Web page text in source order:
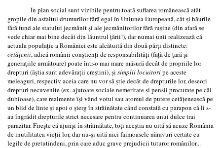
În plan social sunt vizibile pentru toată suflarea românească atât
gropile din asfaltul drumurilor fără egal în Uniunea Europeană, cât şi hăurile
fără fund ale statului jecmănit şi ale jecmănitorilor fără ruşine (din afară se
vede chiar mai bine decât din lăuntrul ţării!), dar numai unii realizează că
actuala populaţie a României este alcătuită din două părţi distincte:
cetăţenii, adică românii conştienţi de responsabilităţi (faţă de ţară şi
generaţiile următoare) poate într-o mai mare măsură decât de propriile lor
drepturi (ăştia sunt adevăraţii creştini), şi simplii locuitoripe aceste
meleaguri, respectiv aceia care nu vor să ştie decât de drepturile lor, deseori
drepturi necuvenite (ex. ajutoare sociale nemeritate şi pensii procurate pe căi
dubioase), care realmente îşi vând votul sau atomul de putere cetăţenească pe
un blid de linte şi apoi o şterg în străinătate când constată cu parapon că li s-
au îngrădit drepturile strict necesare pentru continuarea unui dulce trai
parazitar. Fireşte că ajunşi în străinătate, toţi aceştia nu uită să acuze România
de inutilitatea vieţii lor, dar nu-şi uită nici faimoasele năravuri certate cu
legile de pretutindeni, prin care aduc grave prejudicii tuturor românilor...